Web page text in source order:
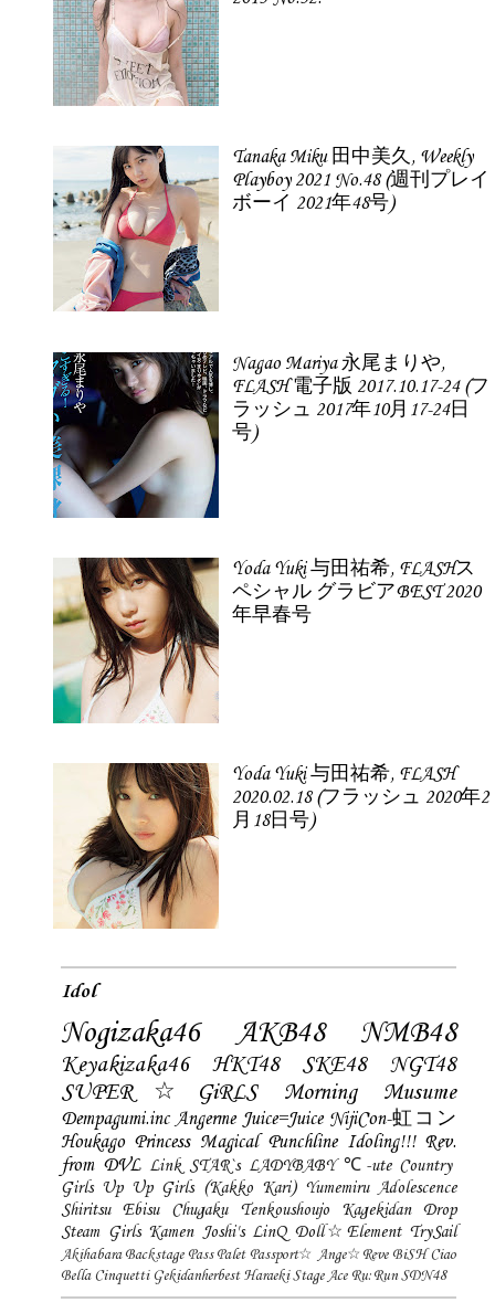
Tanaka Miku 田中美久, Weekly
Playboy 2021 No.48 (週刊プレイ
ボーイ 2021年48号)
Nagao Mariya 永尾まりや,
FLASH 電子版 2017.10.17-24 (フ
ラッシュ 2017年10月17-24日
号)
Yoda Yuki 与田祐希, FLASHス
ペシャル グラビアBEST 2020
年早春号
Yoda Yuki 与田祐希, FLASH
2020.02.18 (フラッシュ 2020年2
月18日号)
Idol
Nogizaka46 AKB48 NMB48
Keyakizaka46 HKT48 SKE48
NGT48
SUPER☆GiRLS
Morning Musume
Dempagumi.inc Angerme Juice=Juice NijiCon-虹コン
Houkago Princess Magical Punchline Idoling!!! Rev.
from DVL Link STAR`s LADYBABY ℃-ute Country
Girls Up Up Girls (Kakko Kari) Yumemiru Adolescence
Shiritsu Ebisu Chugaku
Tenkoushoujo Kagekidan
Drop
Steam Girls Kamen Joshi's LinQ Doll☆Element TrySail
Akihabara Backstage Pass Palet Passport☆ Ange☆Reve BiSH Ciao
Bella Cinquetti Gekidanherbest Haraeki Stage Ace Ru:Run SDN48